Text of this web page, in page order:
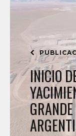
INICIO